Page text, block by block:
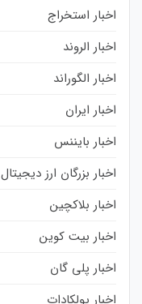
اخبار استخراج
اخبار الروند
اخبار الگوراند
اخبار ایران
اخبار بایننس
اخبار بزرگان ارز دیجیتال
اخبار بلاکچین
اخبار بیت کوین
اخبار پلی گان
اخبار پولکادات